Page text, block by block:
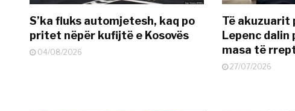
S’ka fluks automjetesh, kaq po
pritet nëpër kufijtë e Kosovës
04/08/2026
Të akuzuarit
Lepenc dalin
masa të
27/07/2026